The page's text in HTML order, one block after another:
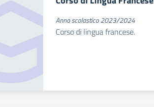
Anno scolastico 2023/2024
Corso di lingua francese.